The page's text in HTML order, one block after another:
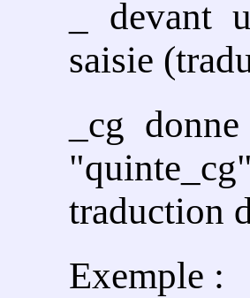
_ devant
saisie
_cg
traduction
Exemple :